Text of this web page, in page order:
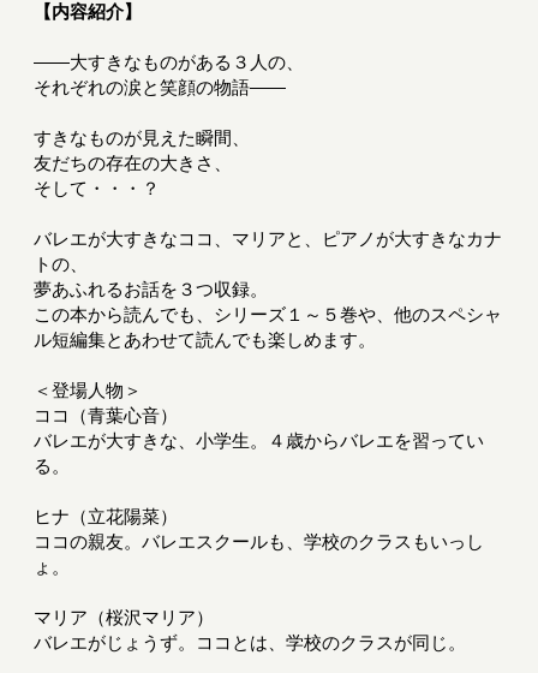
【内容紹介】
――大すきなものがある３人の、
それぞれの涙と笑顔の物語――
すきなものが見えた瞬間、
友だちの存在の大きさ、
そして・・・？
バレエが大すきなココ、マリアと、ピアノが大すきなカナ
トの、
夢あふれるお話を３つ収録。
この本から読んでも、シリーズ１～５巻や、他のスペシャ
ル短編集とあわせて読んでも楽しめます。
＜登場人物＞
ココ（青葉心音）
バレエが大すきな、小学生。４歳からバレエを習ってい
る。
ヒナ（立花陽菜）
ココの親友。バレエスクールも、学校のクラスもいっし
ょ。
マリア（桜沢マリア）
バレエがじょうず。ココとは、学校のクラスが同じ。